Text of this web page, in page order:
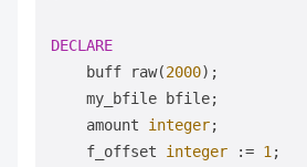
DECLARE
    buff raw(
2000);
    my_bfile bfile;
    amount
integer;
    f_offset
integer := 1